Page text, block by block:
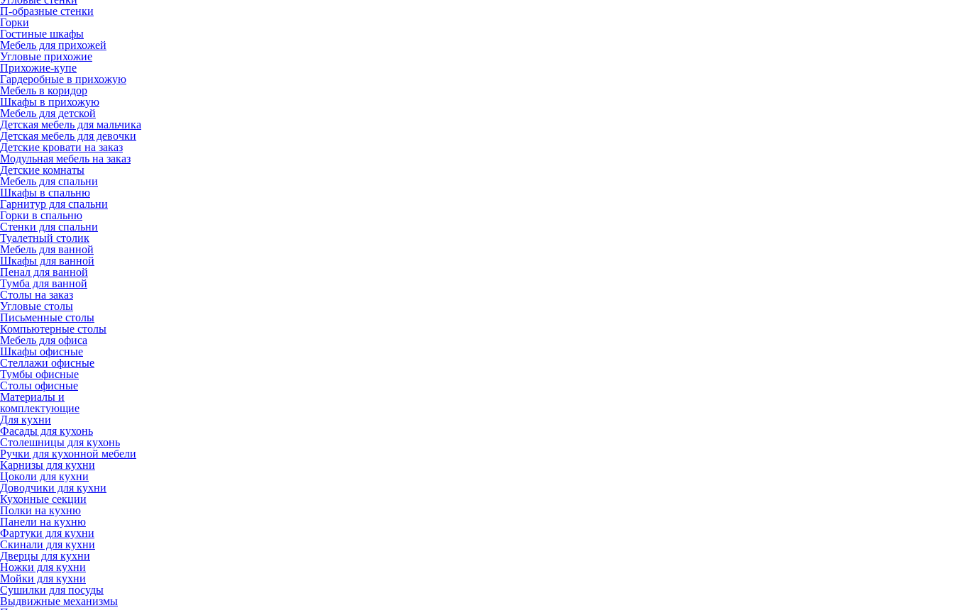
П-образные стенки
Горки
Гостиные шкафы
Мебель для прихожей
Угловые прихожие
Прихожие-купе
Гардеробные в прихожую
Мебель в коридор
Шкафы в прихожую
Мебель для детской
Детская мебель для мальчика
Детская мебель для девочки
Детские кровати на заказ
Модульная мебель на заказ
Детские комнаты
Мебель для спальни
Шкафы в спальню
Гарнитур для спальни
Горки в спальню
Стенки для спальни
Туалетный столик
Мебель для ванной
Шкафы для ванной
Пенал для ванной
Тумба для ванной
Столы на заказ
Угловые столы
Письменные столы
Компьютерные столы
Мебель для офиса
Шкафы офисные
Стеллажи офисные
Тумбы офисные
Столы офисные
Материалы и
комплектующие
Для кухни
Фасады для кухонь
Столешницы для кухонь
Ручки для кухонной мебели
Карнизы для кухни
Цоколи для кухни
Доводчики для кухни
Кухонные секции
Полки на кухню
Панели на кухню
Фартуки для кухни
Скинали для кухни
Дверцы для кухни
Ножки для кухни
Мойки для кухни
Сушилки для посуды
Выдвижные механизмы